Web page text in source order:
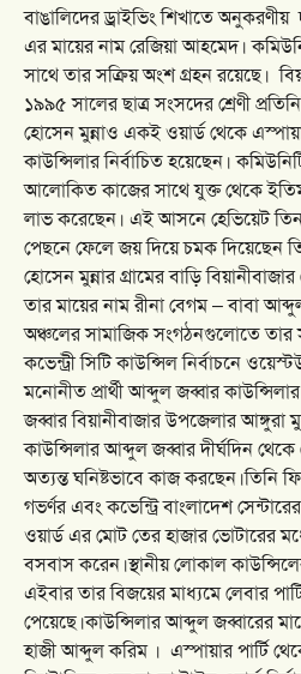
বাঙালিদের ড্রাইভিং শিখাতে
এর মায়ের নাম রেজিয়া আহমেদ।
সাথে তার সক্রিয় অংশ গ্রহন রয়েছে।
১৯৯৫ সালের ছাত্র সংসদের শ্রেণী
হোসেন মুন্নাও একই ওয়ার্ড থেকে
কাউন্সিলার নির্বাচিত হয়েছেন।
আলোকিত কাজের সাথে যুক্ত থেকে
লাভ করেছেন। এই আসনে হেভিয়েট
পেছনে ফেলে জয় দিয়ে চমক দিয়েছেন
হোসেন মুন্নার গ্রামের বাড়ি
তার মায়ের নাম রীনা বেগম – বাবা
অঞ্চলের সামাজিক সংগঠনগুলোতে তার
কভেন্ট্রী সিটি কাউন্সিল নির্বাচনে
মনোনীত প্রার্থী আব্দুল জব্বার
জব্বার বিয়ানীবাজার উপজেলার আঙ্গুরা
কাউন্সিলার আব্দুল জব্বার দীর্ঘদিন
অত্যন্ত ঘনিষ্টভাবে কাজ করছেন।তিনি
গভর্ণর এবং কভেন্ট্রি বাংলাদেশ
ওয়ার্ড এর মোট তের হাজার ভোটারের
বসবাস করেন।স্থানীয় লোকাল
এইবার তার বিজয়ের মাধ্যমে লেবার
পেয়েছে।কাউন্সিলার আব্দুল জব্বারের
হাজী আব্দুল করিম । এস্পায়ার পার্টি